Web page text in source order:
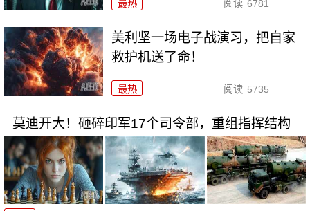
最热 阅读 6781
美利坚一场电子战演习，把自家
救护机送了命！
最热 阅读 5735
莫迪开大！砸碎印军17个司令部，重组指挥结构